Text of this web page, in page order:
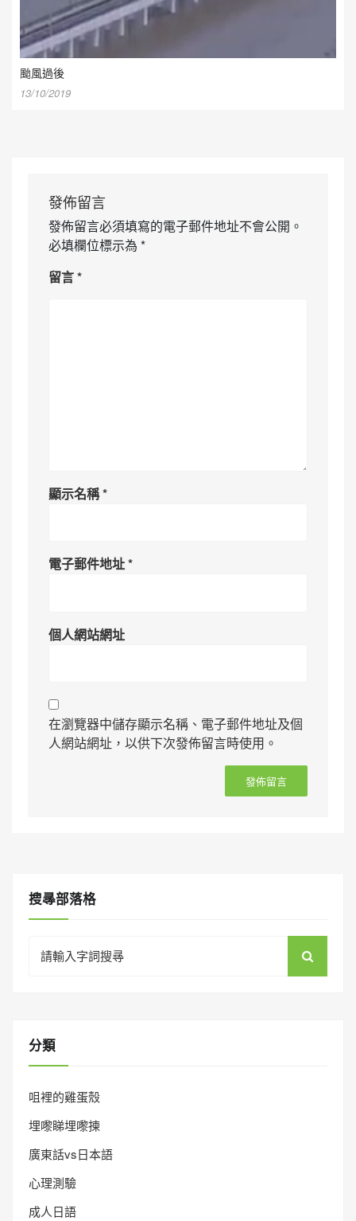
颱風過後
13/10/2019
發佈留言
發佈留言必須填寫的電子郵件地址不會公開。
必填欄位標示為 *
留言*
顯示名稱*
電子郵件地址*
個人網站網址
在瀏覽器中儲存顯示名稱、電子郵件地址及個
人網站網址，以供下次發佈留言時使用。
搜㝷部落格
for:
分類
咀裡的雞蛋殼
埋嚟睇埋嚟揀
廣東話vs日本語
心理測驗
成人日語